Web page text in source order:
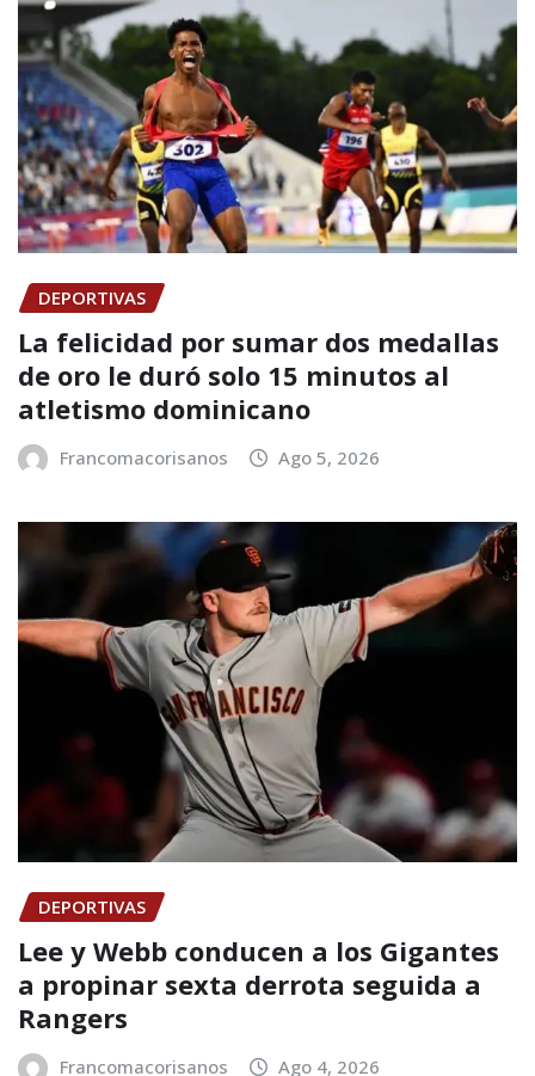
DEPORTIVAS
La felicidad por sumar dos medallas
de oro le duró solo 15 minutos al
atletismo dominicano
Francomacorisanos Ago 5, 2026
DEPORTIVAS
Lee y Webb conducen a los Gigantes
a propinar sexta derrota seguida a
Rangers
Francomacorisanos Ago 4, 2026